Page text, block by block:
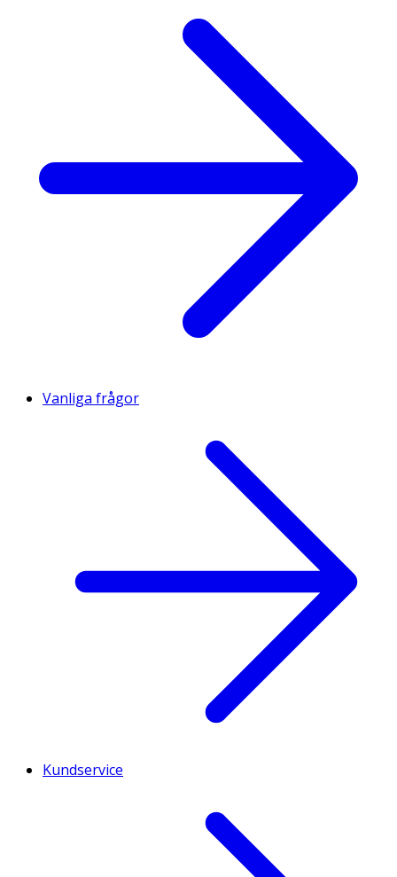
Vanliga frågor
Kundservice